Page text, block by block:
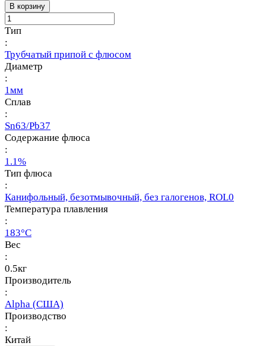
В корзину
Тип
:
Трубчатый припой с флюсом
Диаметр
:
1мм
Сплав
:
Sn63/Pb37
Содержание флюса
:
1.1%
Тип флюса
:
Канифольный, безотмывочный, без галогенов, ROL0
Температура плавления
:
183°С
Вес
:
0.5кг
Производитель
:
Alpha (США)
Производство
:
Китай